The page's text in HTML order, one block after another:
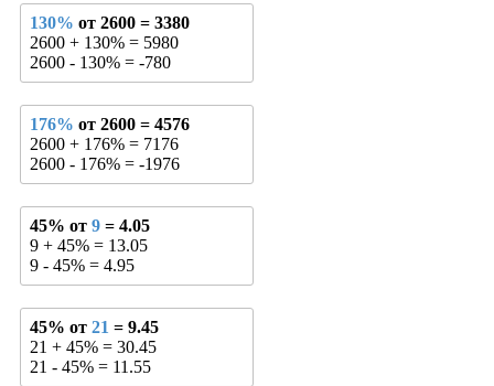
130% от 2600 = 3380
2600 + 130% = 5980
2600 - 130% = -780
176% от 2600 = 4576
2600 + 176% = 7176
2600 - 176% = -1976
45% от 9 = 4.05
9 + 45% = 13.05
9 - 45% = 4.95
45% от 21 = 9.45
21 + 45% = 30.45
21 - 45% = 11.55